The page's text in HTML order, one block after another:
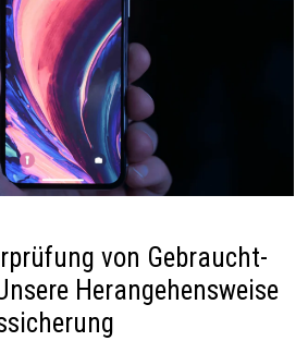
von Gebraucht-
Herangehensweise